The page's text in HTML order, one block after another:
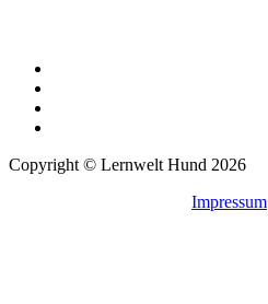
Copyright © Lernwelt Hund 2026
Impressum